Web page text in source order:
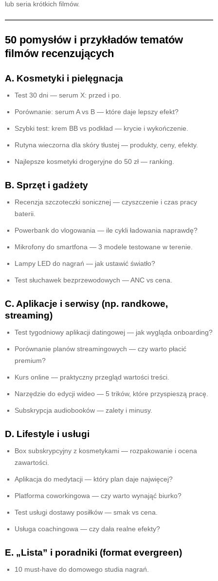
lub seria krótkich filmów.
50 pomysłów i przykładów tematów
filmów recenzujących
A. Kosmetyki i pielęgnacja
Test 30 dni — serum X: przed i po.
Porównanie: serum A vs B — które daje lepszy efekt?
Szybki test: krem BB vs podkład — krycie i wykończenie.
Rutyna wieczorna dla skóry tłustej — produkty, ceny, efekty.
Najlepsze kosmetyki drogeryjne do 50 zł — ranking.
B. Sprzęt i gadżety
Recenzja szczoteczki sonicznej — czyszczenie i czas pracy
baterii.
Powerbank do vlogowania — ile cykli ładowania naprawdę?
Mikrofony do smartfona — 3 modele testowane w terenie.
Lampy LED do nagrań — jak ustawić światło?
Test słuchawek bezprzewodowych — ANC vs cena.
C. Aplikacje i serwisy (np. randkowe,
streaming)
Test tygodniowy aplikacji datingowej — jak wygląda onboarding?
Porównanie planów streamingowych — czy warto płacić
premium?
Kurs online — praktyczny przegląd wartości treści.
Narzędzie do edycji wideo — 5 trików, które przyspieszą pracę.
Subskrypcja audiobooków — zalety i minusy.
D. Lifestyle i usługi
Box subskrypcyjny z kosmetykami — rozpakowanie i ocena
zawartości.
Aplikacja do medytacji — który plan daje najwięcej?
Platforma coworkingowa — czy warto wynająć biurko?
Test usługi dostawy posiłków — smak vs cena.
Usługa coachingowa — czy dała realne efekty?
E. „Lista” i poradniki (format evergreen)
10 must-have do domowego studia nagrań.